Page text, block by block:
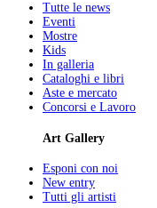
Tutte le news
Eventi
Mostre
Kids
In galleria
Cataloghi e libri
Aste e mercato
Concorsi e Lavoro
Art Gallery
Esponi con noi
New entry
Tutti gli artisti